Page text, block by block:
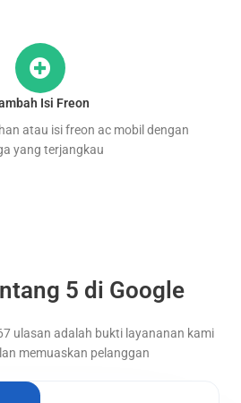
Isi Freon
atau isi freon ac mobil dengan
yang terjangkau
5 di Google
ulasan adalah bukti layananan kami
memuaskan pelanggan